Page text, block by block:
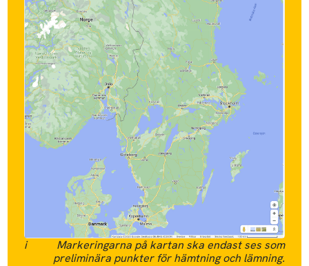
i
Markeringarna på kartan ska endast ses som
preliminära punkter för hämtning och lämning.